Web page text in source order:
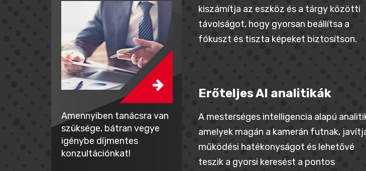
Amennyiben tanácsra van
szüksége, bátran vegye
igénybe díjmentes
konzultációnkat!
kiszámítja az eszköz és a tárgy közötti
távolságot, hogy gyorsan beállítsa a
fókuszt és tiszta képeket biztosítson.
Erőteljes AI analitikák
A mesterséges intelligencia alapú
amelyek magán a kamerán futnak,
működési hatékonyságot és lehetővé
teszik a gyorsi keresést a pontos